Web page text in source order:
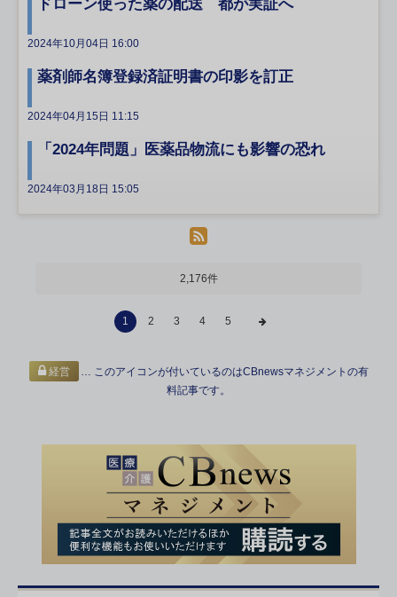
ドローン使った薬の配送 都が実証へ
2024年10月04日 16:00
薬剤師名簿登録済証明書の印影を訂正
2024年04月15日 11:15
「2024年問題」医薬品物流にも影響の恐れ
2024年03月18日 15:05
2,176件
1 2 3 4 5
経営
… このアイコンが付いているのはCBnewsマネジメントの有
料記事です。